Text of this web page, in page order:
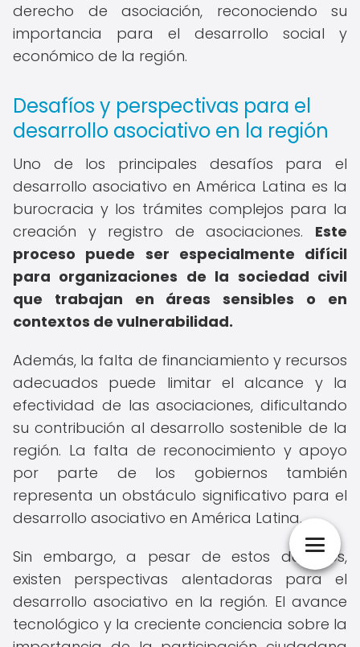
derecho de asociación, reconociendo su
importancia para el desarrollo social y
económico de la región.
Desafíos y perspectivas para el
desarrollo asociativo en la región
Uno de los principales desafíos para el
desarrollo asociativo en América Latina es la
burocracia y los trámites complejos para la
creación y registro de asociaciones. Este
proceso puede ser especialmente difícil
para organizaciones de la sociedad civil
que trabajan en áreas sensibles o en
contextos de vulnerabilidad.
Además, la falta de financiamiento y recursos
adecuados puede limitar el alcance y la
efectividad de las asociaciones, dificultando
su contribución al desarrollo sostenible de la
región. La falta de reconocimiento y apoyo
por parte de los gobiernos también
representa un obstáculo significativo para el
desarrollo asociativo en América Latina.
Sin embargo, a pesar de estos desafíos,
existen perspectivas alentadoras para el
desarrollo asociativo en la región. El avance
tecnológico y la creciente conciencia sobre la